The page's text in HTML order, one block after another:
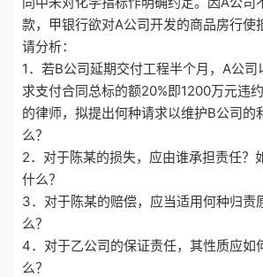
款，甲银行欲对A公司开发的商品房行使
请分析：
1．若B公司延期交付工程半个月，A公
求支付合同总标的额20%即1200万元违
的律师，拟提出何种请求以维护B公司的
么？
2．对于陈某的损失，应由谁承担责任？
什么？
3．对于陈某的赔偿，应当适用何种归责
么？
4．对于乙公司的保证责任，其性质应如
么？